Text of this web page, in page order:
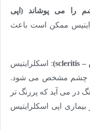
را می پوشاند (اپی
ممکن است باعث
–
scleritis
): اسکلرایتیس
چشم مشخص می شود.
می آید که پررنگ تر
اپی اسکلرایتیس